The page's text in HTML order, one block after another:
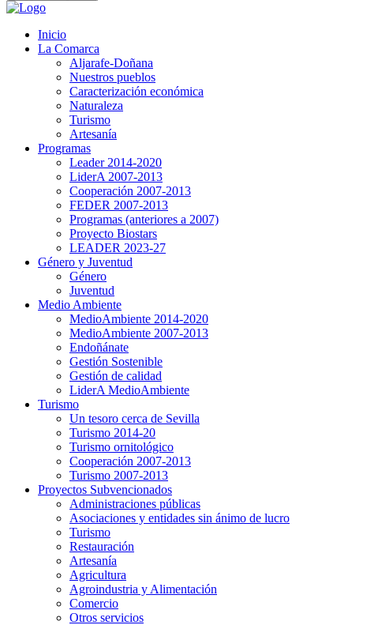
Inicio
La Comarca
Aljarafe-Doñana
Nuestros pueblos
Caracterización económica
Naturaleza
Turismo
Artesanía
Programas
Leader 2014-2020
LiderA 2007-2013
Cooperación 2007-2013
FEDER 2007-2013
Programas (anteriores a 2007)
Proyecto Biostars
LEADER 2023-27
Género y Juventud
Género
Juventud
Medio Ambiente
MedioAmbiente 2014-2020
MedioAmbiente 2007-2013
Endoñánate
Gestión Sostenible
Gestión de calidad
LiderA MedioAmbiente
Turismo
Un tesoro cerca de Sevilla
Turismo 2014-20
Turismo ornitológico
Cooperación 2007-2013
Turismo 2007-2013
Proyectos Subvencionados
Administraciones públicas
Asociaciones y entidades sin ánimo de lucro
Turismo
Restauración
Artesanía
Agricultura
Agroindustria y Alimentación
Comercio
Otros servicios